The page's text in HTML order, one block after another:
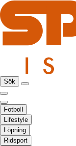
Sök
Fotboll
Lifestyle
Löpning
Ridsport